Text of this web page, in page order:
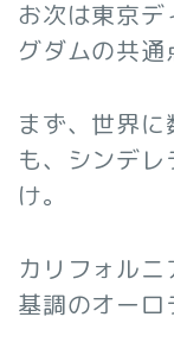
お次は東京
グダムの共通
まず、世界
も、シンデ
け。
カリフォル
基調のオーロ